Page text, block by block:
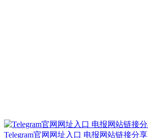
Telegram官网网址入口 电报网站链接分享